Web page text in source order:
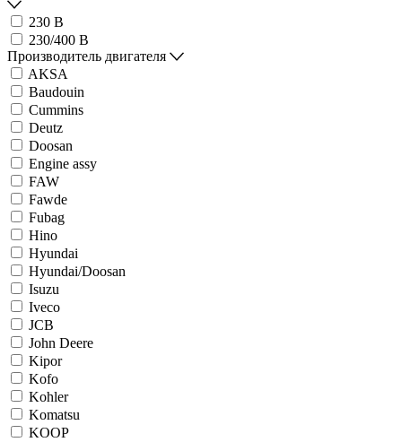
230 В
230/400 В
Производитель двигателя
AKSA
Baudouin
Cummins
Deutz
Doosan
Engine assy
FAW
Fawde
Fubag
Hino
Hyundai
Hyundai/Doosan
Isuzu
Iveco
JCB
John Deere
Kipor
Kofo
Kohler
Komatsu
KOOP